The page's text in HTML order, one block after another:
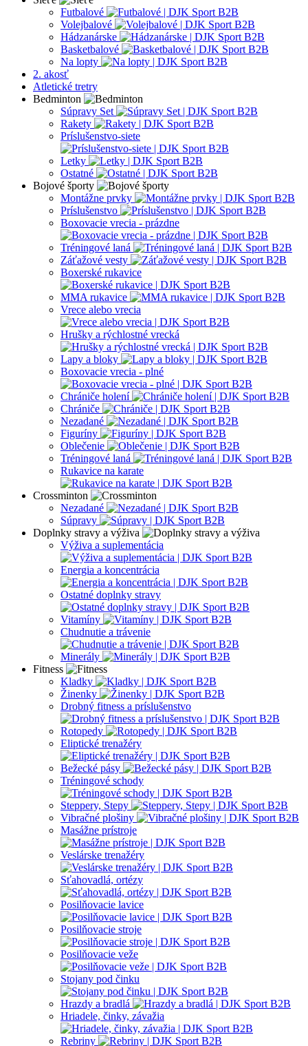
Futbalové
Volejbalové
Hádzanárske
Basketbalové
Na lopty
2. akosť
Atletické tretry
Bedminton
Súpravy Set
Rakety
Príslušenstvo-siete
Letky
Ostatné
Bojové športy
Montážne prvky
Príslušenstvo
Boxovacie vrecia - prázdne
Tréningové laná
Záťažové vesty
Boxerské rukavice
MMA rukavice
Vrece alebo vrecia
Hrušky a rýchlostné vrecká
Lapy a bloky
Boxovacie vrecia - plné
Chrániče holení
Chrániče
Nezadané
Figuríny
Oblečenie
Tréningové laná
Rukavice na karate
Crossminton
Nezadané
Súpravy
Doplnky stravy a výživa
Výživa a suplementácia
Energia a koncentrácia
Ostatné doplnky stravy
Vitamíny
Chudnutie a trávenie
Minerály
Fitness
Kladky
Žinenky
Drobný fitness a príslušenstvo
Rotopedy
Eliptické trenažéry
Bežecké pásy
Tréningové schody
Steppery, Stepy
Vibračné plošiny
Masážne prístroje
Veslárske trenažéry
Sťahovadlá, ortézy
Posilňovacie lavice
Posilňovacie stroje
Posilňovacie veže
Stojany pod činku
Hrazdy a bradlá
Hriadele, činky, závažia
Rebriny